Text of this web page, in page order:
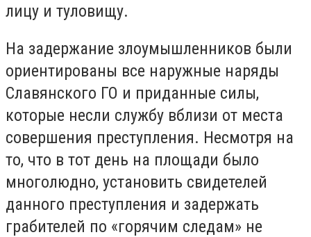
лицу и туловищу.
На задержание злоумышленников были
ориентированы все наружные наряды
Славянского ГО и приданные силы,
которые несли службу вблизи от места
совершения преступления. Несмотря на
то, что в тот день на площади было
многолюдно, установить свидетелей
данного преступления и задержать
грабителей по «горячим следам» не